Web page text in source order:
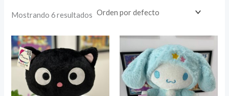
Mostrando 6 resultados